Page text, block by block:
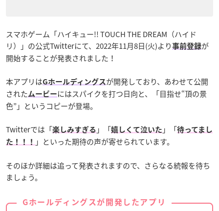
スマホゲーム「ハイキュー!! TOUCH THE DREAM（ハイド
リ）」の公式Twitterにて、2022年11月8日(火)より 事前登録が
開始することが発表されました！
本アプリはGホールディングス が開発しており、あわせて公開
された ムービー にはスパイクを打つ日向と、「目指せ“頂の景
色”」というコピーが登場。
Twitterでは「楽しみすぎる 」「嬉しくて泣いた 」「待ってまし
た！！！
」といった期待の声が寄せられています。
そのほか詳細は追って発表されますので、さらなる続報を待ち
ましょう。
Gホールディングスが開発したアプリ